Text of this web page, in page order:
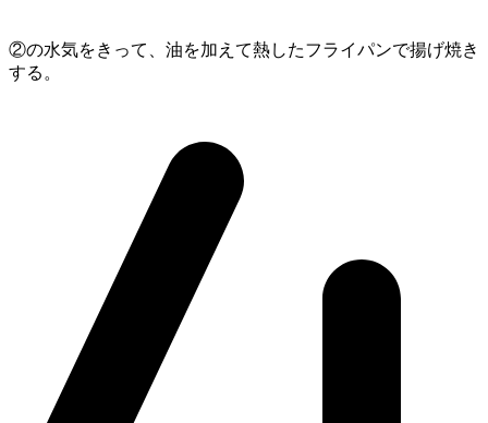
②の水気をきって、油を加えて熱したフライパンで揚げ焼き
する。